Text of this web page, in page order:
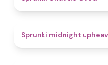
Sprunki midnight